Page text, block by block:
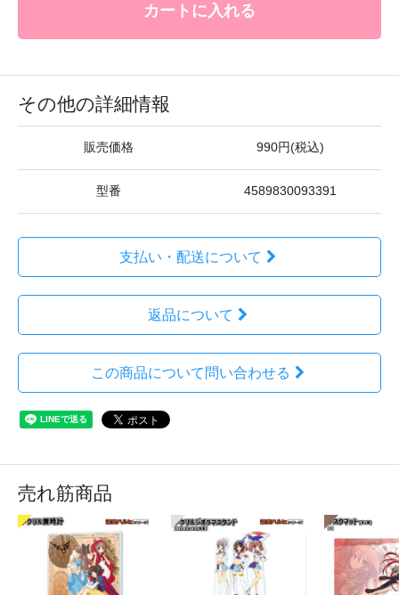
カートに入れる
その他の詳細情報
販売価格 990円(税込)
型番 4589830093391
支払い・配送について
返品について
この商品について問い合わせる
売れ筋商品